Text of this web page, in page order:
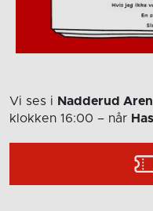
Vi ses i Nadderud
klokken 16:00 – når